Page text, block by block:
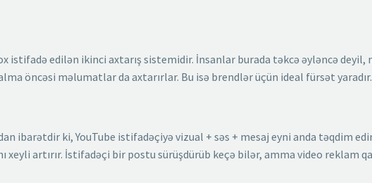
istifadə edilən ikinci axtarış sistemidir. İnsanlar burada təkcə əyləncə
öncəsi məlumatlar da axtarırlar. Bu isə brendlər üçün ideal fürsət yaradır.
ibarətdir ki, YouTube istifadəçiyə vizual + səs + mesaj eyni anda təqdim
xeyli artırır. İstifadəçi bir postu sürüşdürüb keçə bilər, amma video reklam